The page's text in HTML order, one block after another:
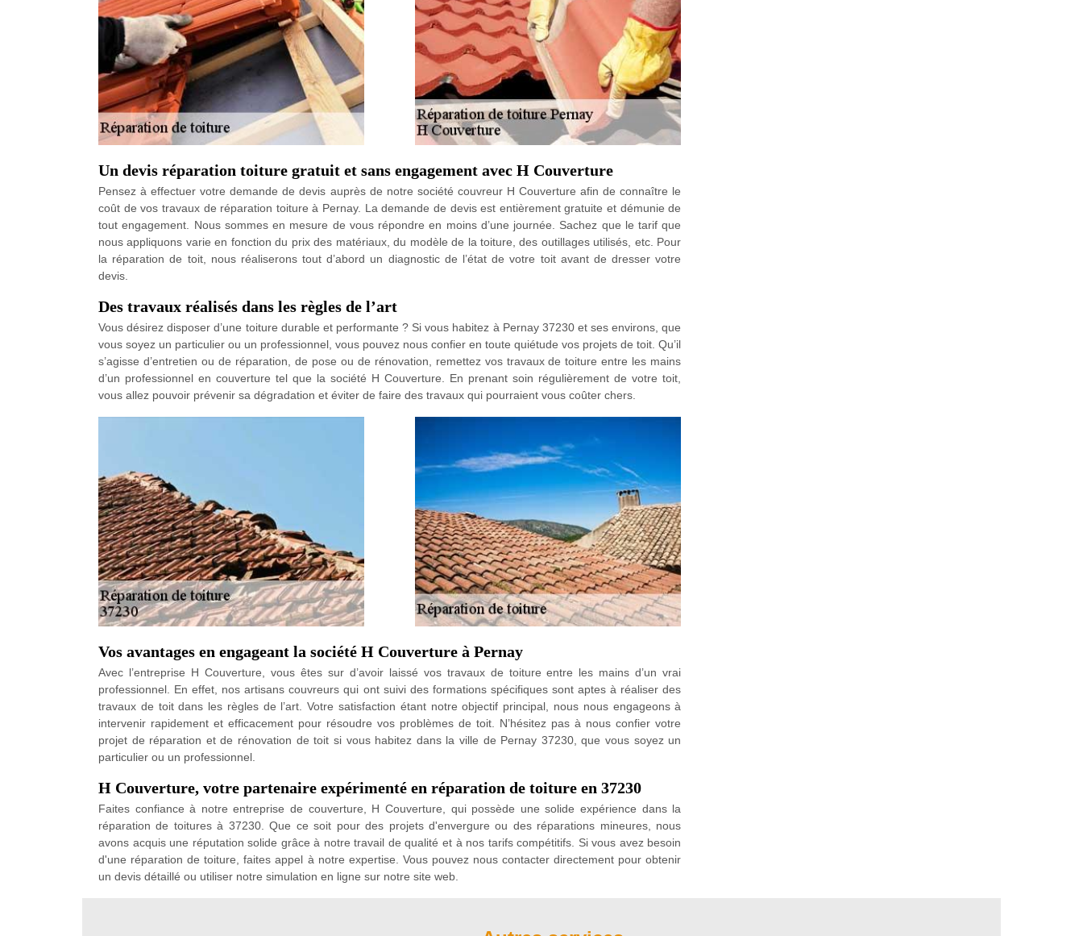
Un devis réparation toiture gratuit et sans engagement avec H Couverture
Pensez à effectuer votre demande de devis auprès de notre société couvreur H Couverture afin de connaître le
coût de vos travaux de réparation toiture à Pernay. La demande de devis est entièrement gratuite et démunie de
tout engagement. Nous sommes en mesure de vous répondre en moins d’une journée. Sachez que le tarif que
nous appliquons varie en fonction du prix des matériaux, du modèle de la toiture, des outillages utilisés, etc. Pour
la réparation de toit, nous réaliserons tout d’abord un diagnostic de l’état de votre toit avant de dresser votre
devis.
Des travaux réalisés dans les règles de l’art
Vous désirez disposer d’une toiture durable et performante ? Si vous habitez à Pernay 37230 et ses environs, que
vous soyez un particulier ou un professionnel, vous pouvez nous confier en toute quiétude vos projets de toit. Qu’il
s’agisse d’entretien ou de réparation, de pose ou de rénovation, remettez vos travaux de toiture entre les mains
d’un professionnel en couverture tel que la société H Couverture. En prenant soin régulièrement de votre toit,
vous allez pouvoir prévenir sa dégradation et éviter de faire des travaux qui pourraient vous coûter chers.
Vos avantages en engageant la société H Couverture à Pernay
Avec l’entreprise H Couverture, vous êtes sur d’avoir laissé vos travaux de toiture entre les mains d’un vrai
professionnel. En effet, nos artisans couvreurs qui ont suivi des formations spécifiques sont aptes à réaliser des
travaux de toit dans les règles de l’art. Votre satisfaction étant notre objectif principal, nous nous engageons à
intervenir rapidement et efficacement pour résoudre vos problèmes de toit. N’hésitez pas à nous confier votre
projet de réparation et de rénovation de toit si vous habitez dans la ville de Pernay 37230, que vous soyez un
particulier ou un professionnel.
H Couverture, votre partenaire expérimenté en réparation de toiture en 37230
Faites confiance à notre entreprise de couverture, H Couverture, qui possède une solide expérience dans la
réparation de toitures à 37230. Que ce soit pour des projets d'envergure ou des réparations mineures, nous
avons acquis une réputation solide grâce à notre travail de qualité et à nos tarifs compétitifs. Si vous avez besoin
d'une réparation de toiture, faites appel à notre expertise. Vous pouvez nous contacter directement pour obtenir
un devis détaillé ou utiliser notre simulation en ligne sur notre site web.